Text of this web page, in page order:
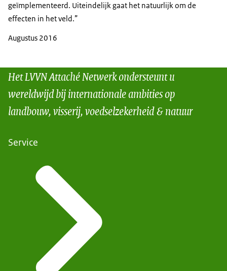
geïmplementeerd. Uiteindelijk gaat het natuurlijk om de
effecten in het veld.”
Augustus 2016
Het LVVN Attaché Netwerk ondersteunt u
wereldwijd bij internationale ambities op
landbouw, visserij, voedselzekerheid & natuur
Service